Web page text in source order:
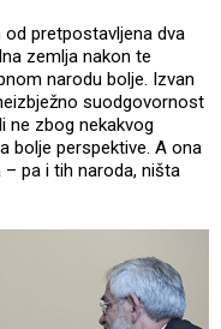
od pretpostavljena dva
zemlja nakon te
narodu bolje. Izvan
suodgovornost
ne zbog nekakvog
bolje perspektive. A ona
pa i tih naroda, ništa